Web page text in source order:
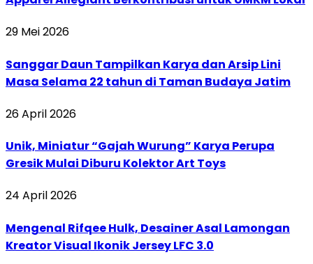
29 Mei 2026
Sanggar Daun Tampilkan Karya dan Arsip Lini
Masa Selama 22 tahun di Taman Budaya Jatim
26 April 2026
Unik, Miniatur “Gajah Wurung” Karya Perupa
Gresik Mulai Diburu Kolektor Art Toys
24 April 2026
Mengenal Rifqee Hulk, Desainer Asal Lamongan
Kreator Visual Ikonik Jersey LFC 3.0